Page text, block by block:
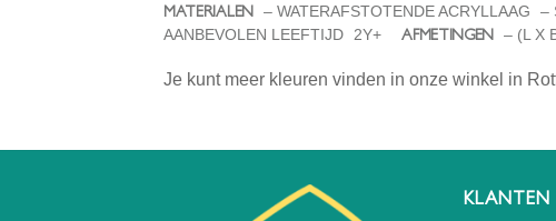
MATERIALEN – WATERAFSTOTENDE ACRYLLAAG –
AANBEVOLEN LEEFTIJD
2Y+ AFMETINGEN – (L X
Je kunt meer kleuren vinden in onze winkel in
KLANTEN